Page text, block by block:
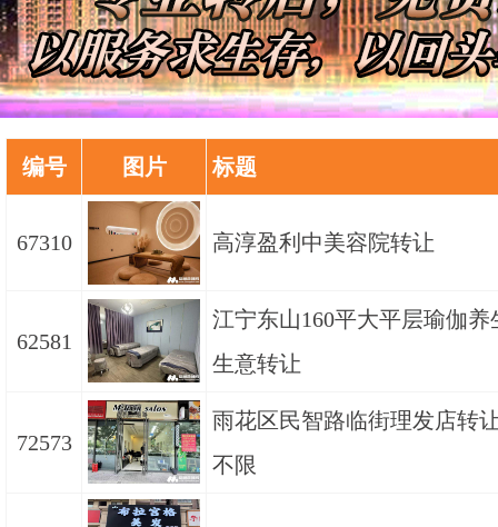
编号 图片 标题
67310 高淳盈利中美容院转让
62581
江宁东山160平大平层瑜伽养
生意转让
72573
雨花区民智路临街理发店转
不限